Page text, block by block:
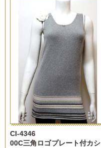
CI-4346
00C三角ロゴプレート付カシ